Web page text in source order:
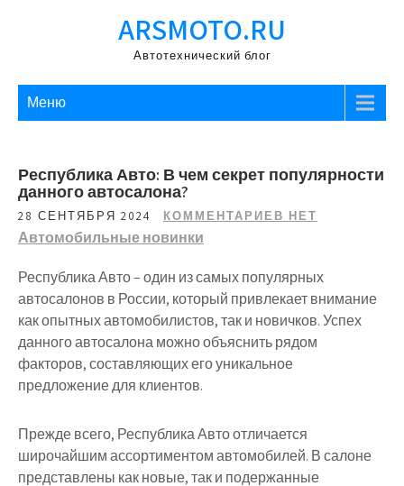
ARSMOTO.RU
Автотехнический блог
Меню
Республика Авто: В чем секрет популярности
данного автосалона?
28 СЕНТЯБРЯ 2024 КОММЕНТАРИЕВ НЕТ
Автомобильные новинки
Республика Авто – один из самых популярных
автосалонов в России, который привлекает внимание
как опытных автомобилистов, так и новичков. Успех
данного автосалона можно объяснить рядом
факторов, составляющих его уникальное
предложение для клиентов.
Прежде всего, Республика Авто отличается
широчайшим ассортиментом автомобилей. В салоне
представлены как новые, так и подержанные